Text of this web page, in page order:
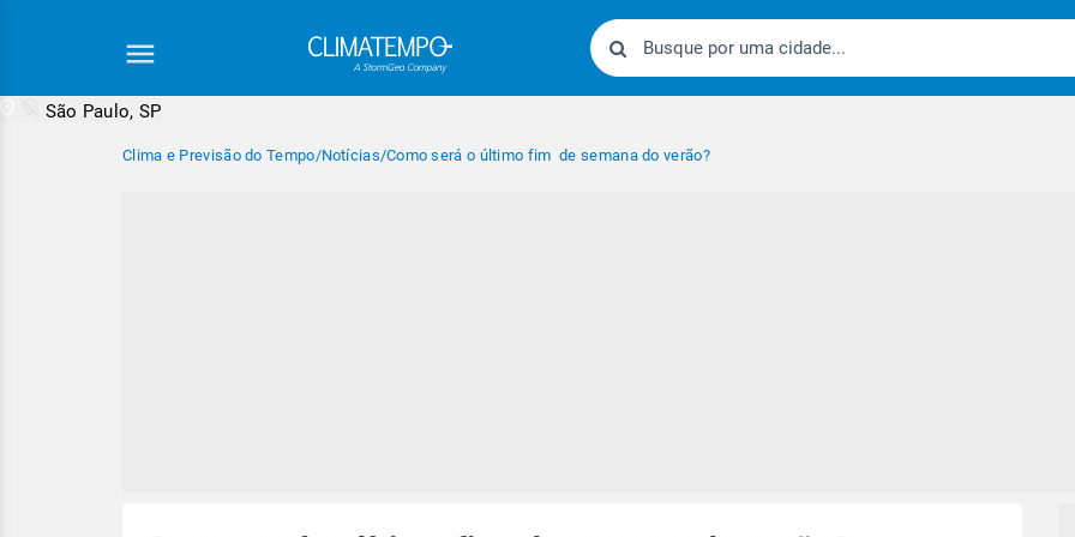
São Paulo, SP
Clima e Previsão do Tempo/Notícias/Como será o último fim de semana do verão?